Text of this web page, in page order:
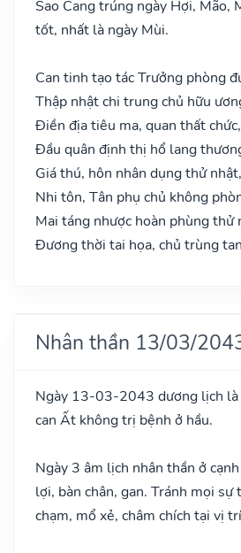
Sao Cang trúng ngày Hợi, Mão,
tốt, nhất là ngày Mùi.
Can tinh tạo tác Trưởng phòng
Thập nhật chi trung chủ hữu
Điền địa tiêu ma, quan thất chức,
Đầu quân định thị hổ lang
Giá thú, hôn nhân dụng thử nhật,
Nhi tôn, Tân phụ chủ không
Mai táng nhược hoàn phùng thử
Đương thời tai họa, chủ trùng
Nhân thần 13/03/
Ngày 13-03-2043 dương lịch là
can Ất không trị bệnh ở hầu.
Ngày 3 âm lịch nhân thần ở
lợi, bàn chân, gan. Tránh mọi sự
chạm, mổ xẻ, châm chích tại vị